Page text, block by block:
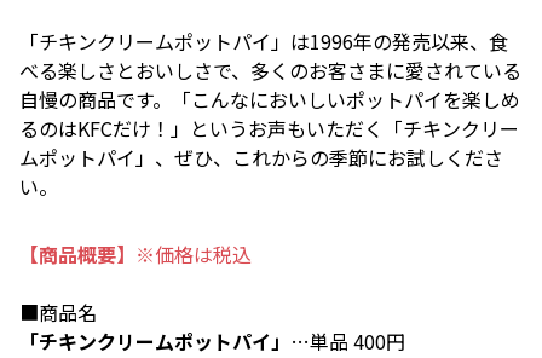
「チキンクリームポットパイ」は1996年の発売以来、食
べる楽しさとおいしさで、多くのお客さまに愛されている
自慢の商品です。「こんなにおいしいポットパイを楽しめ
るのはKFCだけ！」というお声もいただく「チキンクリー
ムポットパイ」、ぜひ、これからの季節にお試しくださ
い。
【商品概要】 ※価格は税込
■商品名
「チキンクリームポットパイ」 …単品 400円